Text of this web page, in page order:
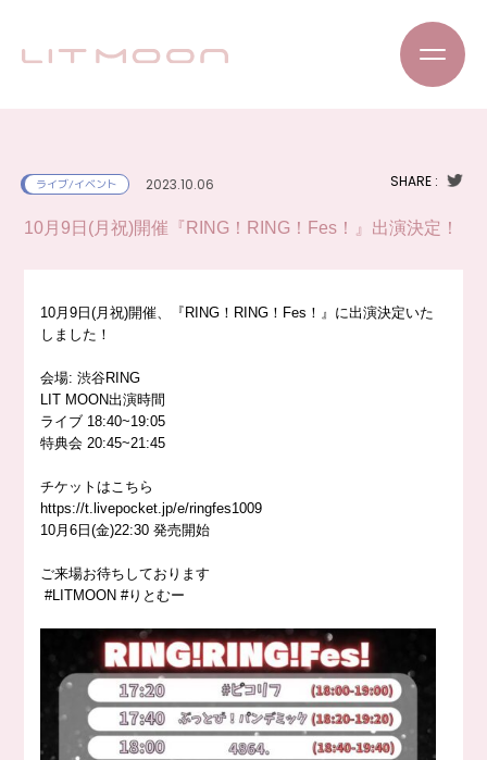
ライブ/イベント 2023.10.06 SHARE :
10月9日(月祝)開催『RING！RING！Fes！』出演決定！
10月9日(月祝)開催、『RING！RING！Fes！』に出演決定いた
しました！
会場: 渋谷RING
LIT MOON出演時間
ライブ 18:40~19:05
特典会 20:45~21:45
チケットはこちら
https://t.livepocket.jp/e/ringfes1009
10月6日(金)22:30 発売開始
ご来場お待ちしております
#LITMOON #りとむー